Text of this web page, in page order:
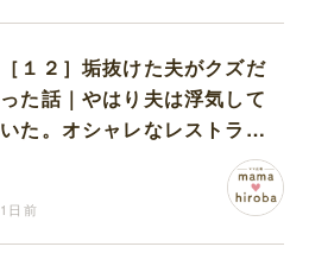
［１２］垢抜けた夫がクズだ
った話｜やはり夫は浮気して
いた。オシャレなレストラン
1日前